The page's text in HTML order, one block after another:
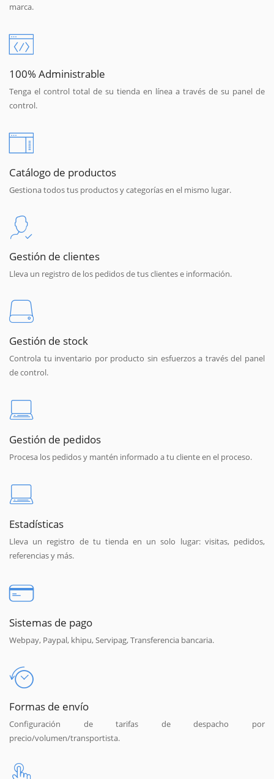
marca.
100% Administrable
Tenga el control total de su tienda en línea a través de su panel de
control.
Catálogo de productos
Gestiona todos tus productos y categorías en el mismo lugar.
Gestión de clientes
Lleva un registro de los pedidos de tus clientes e información.
Gestión de stock
Controla tu inventario por producto sin esfuerzos a través del panel
de control.
Gestión de pedidos
Procesa los pedidos y mantén informado a tu cliente en el proceso.
Estadísticas
Lleva un registro de tu tienda en un solo lugar: visitas, pedidos,
referencias y más.
Sistemas de pago
Webpay, Paypal, khipu, Servipag, Transferencia bancaria.
Formas de envío
Configuración de tarifas de despacho por
precio/volumen/transportista.